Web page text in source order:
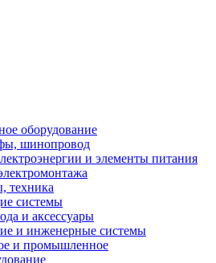
оборудование
шинопровод
и элементы питания
техника
системы
и аксессуары
и инженерные системы
и промышленное